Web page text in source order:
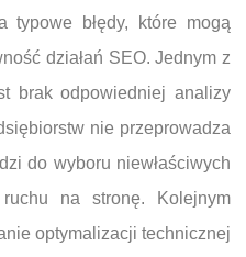
typowe błędy, które mogą
działań SEO. Jednym z
brak odpowiedniej analizy
nie przeprowadza
do wyboru niewłaściwych
na stronę. Kolejnym
optymalizacji technicznej